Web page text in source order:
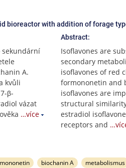
bioreactor with addition of forage
sekundární
A.
kvůli
β-
vázat
…více
Abstract:
Isoflavones are
secondary
isoflavones of red
formononetin and
isoflavones are
structural
estradiol
receptors and
biochanin A metabolismus